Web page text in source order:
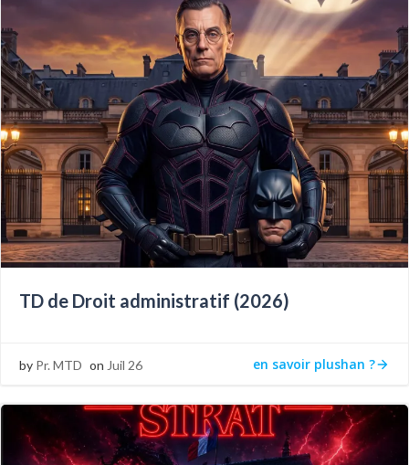
TD de Droit administratif (2026)
by Pr. MTD on Juil 26 en savoir plushan ?